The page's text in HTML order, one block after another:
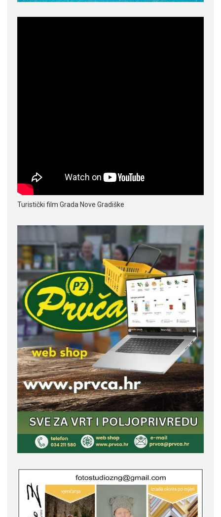
Turistički film Grada Nove Gradiške